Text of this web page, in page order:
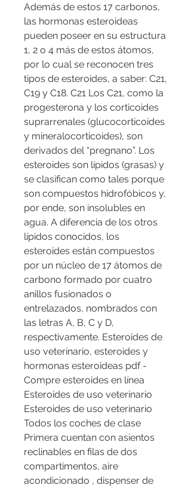
Además de estos 17 carbonos,
las hormonas esteroideas
pueden poseer en su estructura
1, 2 o 4 más de estos átomos,
por lo cual se reconocen tres
tipos de esteroides, a saber: C21,
C19 y C18. C21 Los C21, como la
progesterona y los corticoides
suprarrenales (glucocorticoides
y mineralocorticoides), son
derivados del “pregnano”. Los
esteroides son lípidos (grasas) y
se clasifican como tales porque
son compuestos hidrofóbicos y,
por ende, son insolubles en
agua. A diferencia de los otros
lípidos conocidos, los
esteroides están compuestos
por un núcleo de 17 átomos de
carbono formado por cuatro
anillos fusionados o
entrelazados, nombrados con
las letras A, B, C y D,
respectivamente. Esteroides de
uso veterinario, esteroides y
hormonas esteroideas pdf -
Compre esteroides en línea
Esteroides de uso veterinario
Esteroides de uso veterinario
Todos los coches de clase
Primera cuentan con asientos
reclinables en filas de dos
compartimentos, aire
acondicionado , dispenser de